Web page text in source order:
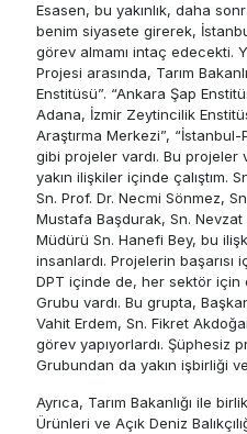
Esasen, bu yakınlık, daha
benim siyasete girerek,
görev almamı intaç edecekti.
Projesi arasında, Tarım
Enstitüsü”. “Ankara Şap
Adana, İzmir Zeytincilik
Araştırma Merkezi”,
gibi projeler vardı. Bu projeler
yakın ilişkiler içinde çalıştım.
Sn. Prof. Dr. Necmi Sönmez,
Mustafa Başdurak, Sn.
Müdürü Sn. Hanefi Bey, bu
insanlardı. Projelerin
DPT içinde de, her sektör için
Grubu vardı. Bu grupta,
Vahit Erdem, Sn. Fikret
görev yapıyorlardı. Şüphesiz
Grubundan da yakın işbirliği
Ayrıca, Tarım Bakanlığı ile
Ürünleri ve Açık Deniz